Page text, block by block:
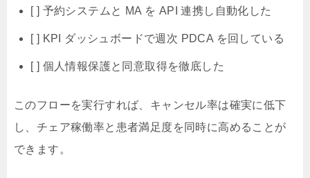
[ ] 予約システムと MA を API 連携し自動化した
[ ] KPI ダッシュボードで週次 PDCA を回している
[ ] 個人情報保護と同意取得を徹底した
このフローを実行すれば、キャンセル率は確実に低下
し、チェア稼働率と患者満足度を同時に高めることが
できます。